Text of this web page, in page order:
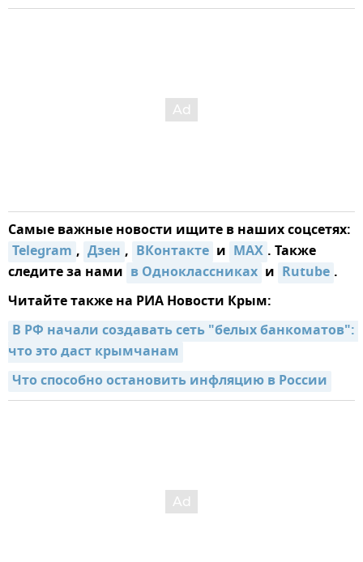
Самые важные новости ищите в наших соцсетях:
Telegram , Дзен , ВКонтакте и MAX . Также
следите за нами в Одноклассниках и Rutube .
Читайте также на РИА Новости Крым:
В РФ начали создавать сеть "белых банкоматов":
что это даст крымчанам
Что способно остановить инфляцию в России